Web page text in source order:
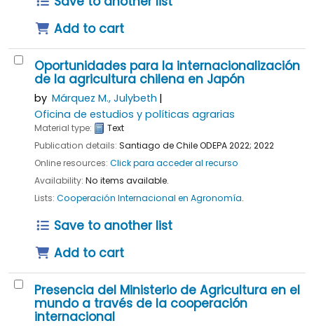
Add to cart
Oportunidades para la internacionalización
de la agricultura chilena en Japón
by Márquez M., Julybeth
Oficina de estudios y políticas agrarias
Material type:
Text
Publication details: Santiago de ChileODEPA2022; 2022
Online resources: Click para acceder al recurso
Availability: No items available.
Lists: Cooperación Internacional en Agronomía.
Save to another list
Add to cart
Presencia del Ministerio de Agricultura en el
mundo a través de la cooperación
internacional